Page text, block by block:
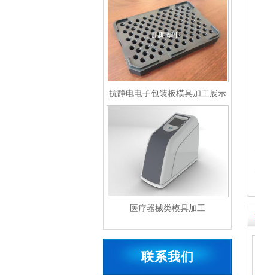
抗静电电子包装板模具加工展示
医疗器械类模具加工
联系我们